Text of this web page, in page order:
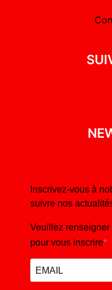
Inscrivez-vous à
suivre nos
Veuillez renseigner
pour vous inscrire